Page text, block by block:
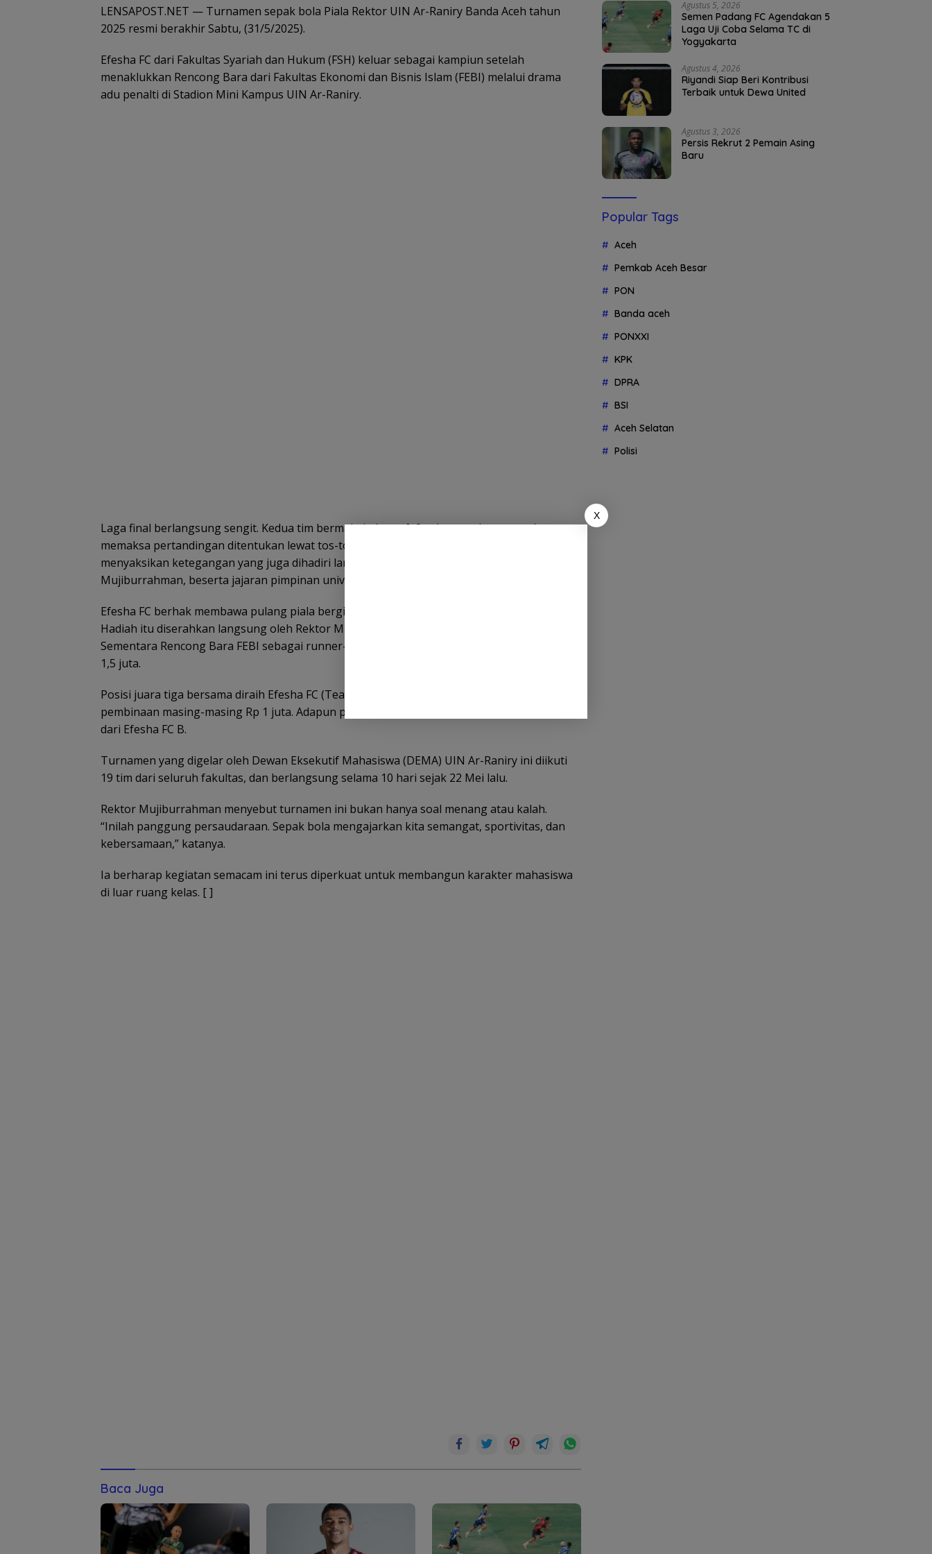
LENSAPOST.NET — Turnamen sepak bola Piala Rektor UIN Ar-Raniry Banda Aceh tahun
2025 resmi berakhir Sabtu, (31/5/2025).
Efesha FC dari Fakultas Syariah dan Hukum (FSH) keluar sebagai kampiun setelah
menaklukkan Rencong Bara dari Fakultas Ekonomi dan Bisnis Islam (FEBI) melalui drama
adu penalti di Stadion Mini Kampus UIN Ar-Raniry.
Laga final berlangsung sengit. Kedua tim bermain imbang 0-0 selama waktu normal,
memaksa pertandingan ditentukan lewat tos-tosan. Ribuan penonton memadati stadion,
menyaksikan ketegangan yang juga dihadiri langsung oleh Rektor UIN Ar-Raniry, Prof Dr
Mujiburrahman, beserta jajaran pimpinan universitas.
Efesha FC berhak membawa pulang piala bergilir dan uang pembinaan sebesar Rp 2 juta.
Hadiah itu diserahkan langsung oleh Rektor Mujiburrahman kepada kapten tim, Arif Afrijal.
Sementara Rencong Bara FEBI sebagai runner-up menerima piala dan uang pembinaan Rp
1,5 juta.
Posisi juara tiga bersama diraih Efesha FC (Team B) dari FSH, yang diganjar piala plus uang
pembinaan masing-masing Rp 1 juta. Adapun predikat top skor jatuh kepada Milzam Tazkia
dari Efesha FC B.
Turnamen yang digelar oleh Dewan Eksekutif Mahasiswa (DEMA) UIN Ar-Raniry ini diikuti
19 tim dari seluruh fakultas, dan berlangsung selama 10 hari sejak 22 Mei lalu.
Rektor Mujiburrahman menyebut turnamen ini bukan hanya soal menang atau kalah.
“Inilah panggung persaudaraan. Sepak bola mengajarkan kita semangat, sportivitas, dan
kebersamaan,” katanya.
Ia berharap kegiatan semacam ini terus diperkuat untuk membangun karakter mahasiswa
di luar ruang kelas. [ ]
Baca Juga
Agustus 5, 2026
Semen Padang FC Agendakan 5
Laga Uji Coba Selama TC di
Yogyakarta
Agustus 4, 2026
Riyandi Siap Beri Kontribusi
Terbaik untuk Dewa United
Agustus 3, 2026
Persis Rekrut 2 Pemain Asing
Baru
Popular Tags
Aceh
Pemkab Aceh Besar
PON
Banda aceh
PONXXI
KPK
DPRA
BSI
Aceh Selatan
Polisi
X